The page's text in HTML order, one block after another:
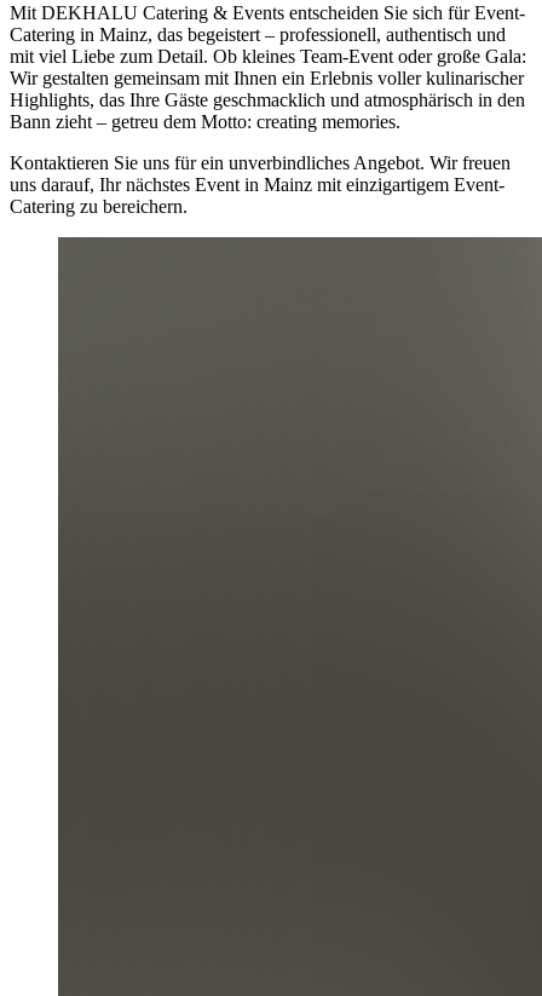
Mit DEKHALU Catering & Events entscheiden Sie sich für Event-
Catering in Mainz, das begeistert – professionell, authentisch und
mit viel Liebe zum Detail. Ob kleines Team-Event oder große Gala:
Wir gestalten gemeinsam mit Ihnen ein Erlebnis voller kulinarischer
Highlights, das Ihre Gäste geschmacklich und atmosphärisch in den
Bann zieht – getreu dem Motto: creating memories.
Kontaktieren Sie uns für ein unverbindliches Angebot. Wir freuen
uns darauf, Ihr nächstes Event in Mainz mit einzigartigem Event-
Catering zu bereichern.